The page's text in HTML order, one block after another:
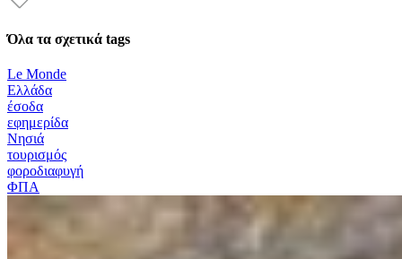
Όλα τα σχετικά tags
Le Monde
Ελλάδα
έσοδα
εφημερίδα
Νησιά
τουρισμός
φοροδιαφυγή
ΦΠΑ